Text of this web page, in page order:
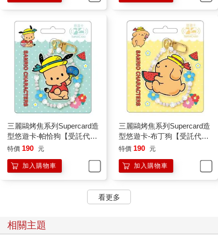
三麗鷗烤焦系列Supercard造
型悠遊卡-帕恰狗【受託代
銷】
特價 190 元
加入購物車
三麗鷗烤焦系列Supercard造
型悠遊卡-布丁狗【受託代
銷】
特價 190 元
加入購物車
看更多
相關主題